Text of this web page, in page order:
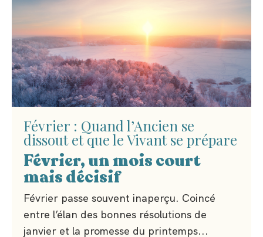
Février : Quand l’Ancien se
dissout et que le Vivant se prépare
Février, un mois court
mais décisif
Février passe souvent inaperçu. Coincé
entre l’élan des bonnes résolutions de
janvier et la promesse du printemps...